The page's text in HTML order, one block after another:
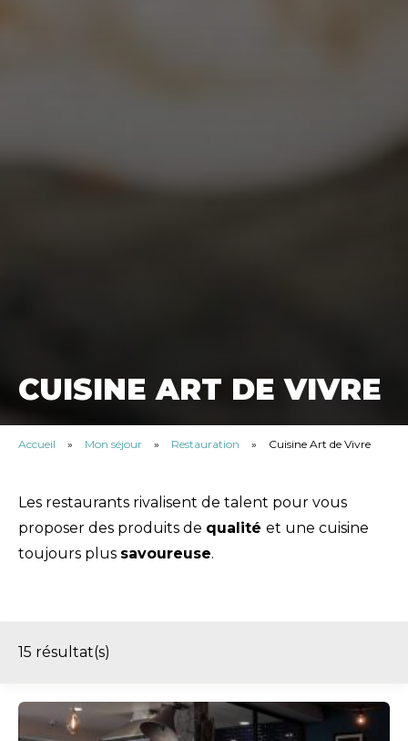
CUISINE ART DE VIVRE
Accueil » Mon séjour » Restauration » Cuisine Art de Vivre
Les restaurants rivalisent de talent pour vous
proposer des produits de qualité et une cuisine
toujours plus savoureuse.
15 résultat(s)